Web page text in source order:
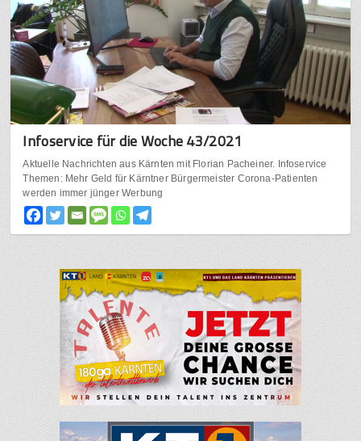
Infoservice für die Woche 43/2021
Aktuelle Nachrichten aus Kärnten mit Florian Pacheiner. Infoservice
Themen: Mehr Geld für Kärntner Bürgermeister Corona-Patienten
werden immer jünger Werbung